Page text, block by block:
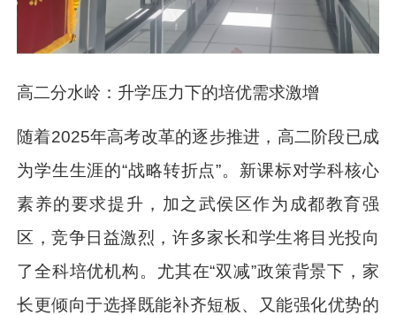
高二分水岭：升学压力下的培优需求激增
随着2025年高考改革的逐步推进，高二阶段已成
为学生生涯的“战略转折点”。新课标对学科核心
素养的要求提升，加之武侯区作为成都教育强
区，竞争日益激烈，许多家长和学生将目光投向
了全科培优机构。尤其在“双减”政策背景下，家
长更倾向于选择既能补齐短板、又能强化优势的